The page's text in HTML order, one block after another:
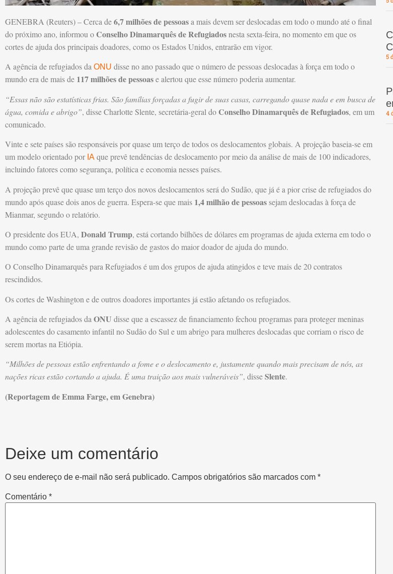
GENEBRA (Reuters) – Cerca de6,7 milhões de pessoasa mais devem ser deslocadas em todo o mundo até o final
do próximo ano, informou o Conselho Dinamarquês de Refugiadosnesta sexta-feira, no momento em que os
cortes de ajuda dos principais doadores, como os Estados Unidos, entrarão em vigor.
A agência de refugiados da ONU disse no ano passado que o número de pessoas deslocadas à força em todo o
mundo era de mais de 117 milhões de pessoase alertou que esse número poderia aumentar.
“Essas não são estatísticas frias. São famílias forçadas a fugir de suas casas, carregando quase nada e em busca de
água, comida e abrigo”, disse Charlotte Slente, secretária-geral do Conselho Dinamarquês de Refugiados, em um
comunicado.
Vinte e sete países são responsáveis por quase um terço de todos os deslocamentos globais. A projeção baseia-se em
um modelo orientado por IA que prevê tendências de deslocamento por meio da análise de mais de 100 indicadores,
incluindo fatores como segurança, política e economia nesses países.
A projeção prevê que quase um terço dos novos deslocamentos será do Sudão, que já é a pior crise de refugiados do
mundo após quase dois anos de guerra. Espera-se que mais 1,4 milhão de pessoas sejam deslocadas à força de
Mianmar, segundo o relatório.
O presidente dos EUA, Donald Trump, está cortando bilhões de dólares em programas de ajuda externa em todo o
mundo como parte de uma grande revisão de gastos do maior doador de ajuda do mundo.
O Conselho Dinamarquês para Refugiados é um dos grupos de ajuda atingidos e teve mais de 20 contratos
rescindidos.
Os cortes de Washington e de outros doadores importantes já estão afetando os refugiados.
A agência de refugiados da ONU disse que a escassez de financiamento fechou programas para proteger meninas
adolescentes do casamento infantil no Sudão do Sul e um abrigo para mulheres deslocadas que corriam o risco de
serem mortas na Etiópia.
“Milhões de pessoas estão enfrentando a fome e o deslocamento e, justamente quando mais precisam de nós, as
nações ricas estão cortando a ajuda. É uma traição aos mais vulneráveis”, disseSlente.
(Reportagem de Emma Farge, em Genebra)
Deixe um comentário
O seu endereço de e-mail não será publicado. Campos obrigatórios são marcados com *
Comentário *
5
4